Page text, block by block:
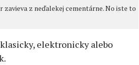
z neďalekej cementárne. No iste to
elektronicky alebo